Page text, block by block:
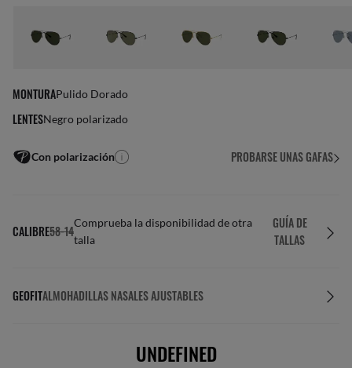
MONTURAPulido Dorado
LENTESNegro polarizado
Con polarización PROBARSE UNAS GAFAS
CALIBRE58-14
Comprueba la disponibilidad de otra
talla
GUÍA DE
TALLAS
GEOFITALMOHADILLAS NASALES AJUSTABLES
UNDEFINED